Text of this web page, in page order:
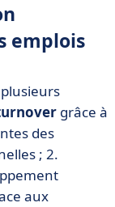
emplois
grâce à
des
; 2.
aux